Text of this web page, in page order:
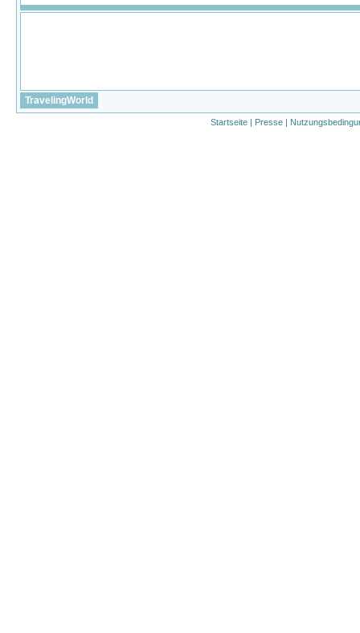
TravelingWorld
Startseite | Presse |